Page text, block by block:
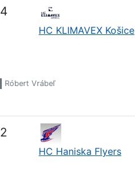
4
HC KLIMAVEX Košice
Róbert Vrábeľ
2
HC Haniska Flyers